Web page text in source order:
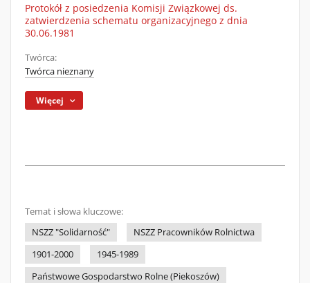
Protokół z posiedzenia Komisji Związkowej ds.
zatwierdzenia schematu organizacyjnego z dnia
30.06.1981
Twórca:
Twórca nieznany
Więcej
Temat i słowa kluczowe:
NSZZ "Solidarność"
NSZZ Pracowników Rolnictwa
1901-2000
1945-1989
Państwowe Gospodarstwo Rolne (Piekoszów)